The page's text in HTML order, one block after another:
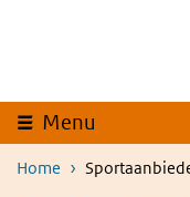
Menu
Home